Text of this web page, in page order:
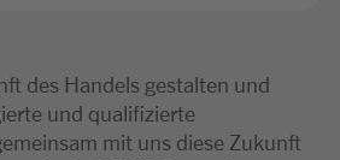
des Handels gestalten und
und qualifizierte
mit uns diese Zukunft